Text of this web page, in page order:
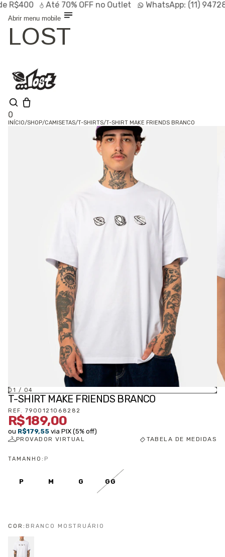
R$400 Até70% OFFno Outlet WhatsApp:(11)
Abrir menu mobile
LOST
0
INÍCIO/SHOP/CAMISETAS/T-SHIRTS/T-SHIRT MAKE FRIENDS BRANCO
01 / 04
T-SHIRT MAKE FRIENDS BRANCO
REF. 7900121068282
R$189,00
ou R$179,55 via PIX (5% off)
PROVADOR VIRTUAL TABELA DE MEDIDAS
TAMANHO: P
P M G GG
COR: BRANCO MOSTRUÁRIO